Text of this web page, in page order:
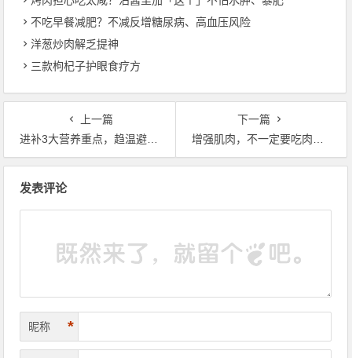
不吃早餐减肥？不减反增糖尿病、高血压风险
洋葱炒肉解乏提神
三款枸杞子护眼食疗方
上一篇
进补3大营养重点，趋温避寒不燥腻
下一篇
增强肌肉，不一定要吃肉！素食坚果、甘蓝超有效
发表评论
昵称 *